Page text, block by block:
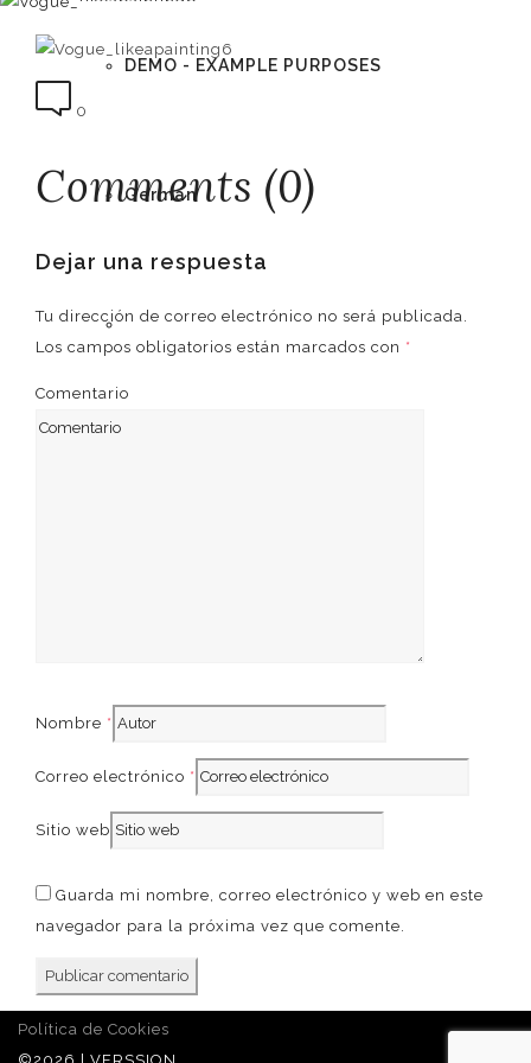
DEMO - EXAMPLE PURPOSES
German
English
0
Comments (0)
Dejar una respuesta
Tu dirección de correo electrónico no será publicada.
Los campos obligatorios están marcados con *
Comentario
Nombre *
Correo electrónico *
Sitio web
Guarda mi nombre, correo electrónico y web en este
navegador para la próxima vez que comente.
Política de Cookies